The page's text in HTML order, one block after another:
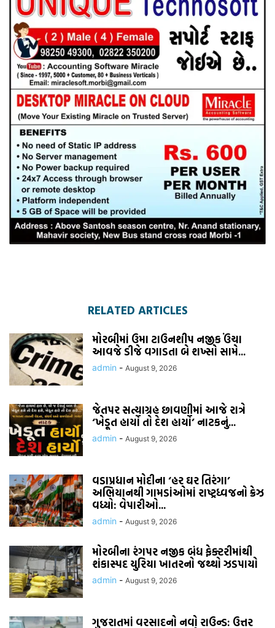
RELATED ARTICLES
મોરબીમાં ઉમા ટાઉનશીપ નજીક ઉંચા
આવજે ડીજે વગાડતા બે શખ્સો સામે...
admin - August 9, 2026
જેતપર સત્યાગ્રહ છાવણીમાં આજે રાત્રે
‘ખેડૂત હાર્યો તો દેશ હાર્યો’ નાટકનું...
admin - August 9, 2026
વડાપ્રધાન મોદીના ‘હર ઘર તિરંગા’
અભિયાનથી ગામડાંઓમાં રાષ્ટ્રધ્વજનો ક્રેઝ
વધ્યો: વેપારીઓ...
admin - August 9, 2026
મોરબીના રંગપર નજીક બંધ ફેક્ટરીમાંથી
શંકાસ્પદ યુરિયા ખાતરનો જથ્થો ઝડપાયો
admin - August 9, 2026
ગુજરાતમાં વરસાદનો નવો રાઉન્ડ: ઉત્તર